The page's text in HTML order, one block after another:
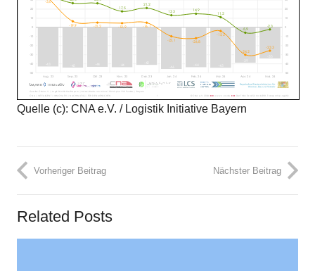
Quelle (c): CNA e.V. / Logistik Initiative Bayern
Vorheriger Beitrag Nächster Beitrag
Related Posts